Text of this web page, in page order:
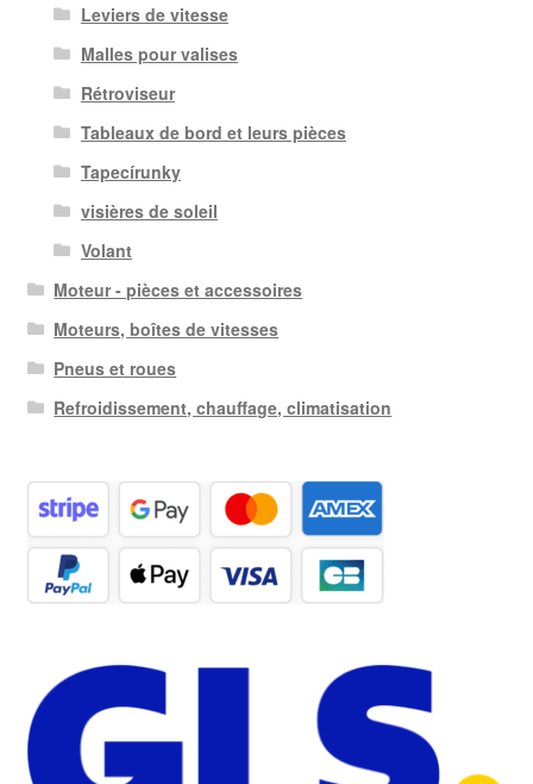
Leviers de vitesse
Malles pour valises
Rétroviseur
Tableaux de bord et leurs pièces
Tapecírunky
visières de soleil
Volant
Moteur - pièces et accessoires
Moteurs, boîtes de vitesses
Pneus et roues
Refroidissement, chauffage, climatisation